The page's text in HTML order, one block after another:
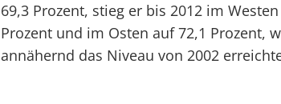
69,3 Prozent, stieg er bis 2012 im
Prozent und im Osten auf 72,1 Prozent,
annähernd das Niveau von 2002